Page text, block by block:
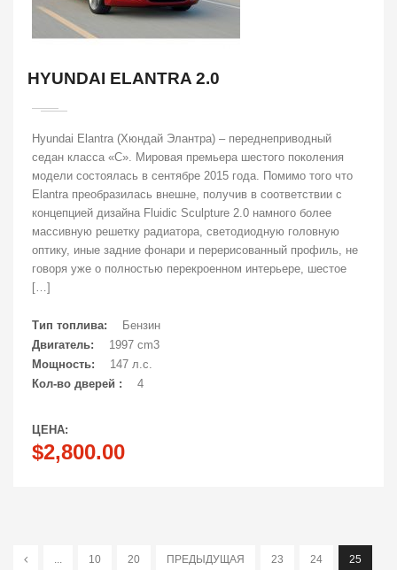
HYUNDAI ELANTRA 2.0
Hyundai Elantra (Хюндай Элантра) – переднеприводный
седан класса «С». Мировая премьера шестого поколения
модели состоялась в сентябре 2015 года. Помимо того что
Elantra преобразилась внешне, получив в соответствии с
концепцией дизайна Fluidic Sculpture 2.0 намного более
массивную решетку радиатора, светодиодную головную
оптику, иные задние фонари и перерисованный профиль, не
говоря уже о полностью перекроенном интерьере, шестое
[…]
Тип топлива:
Бензин
Двигатель:
1997 cm3
Мощность:
147 л.с.
Кол-во дверей :
4
ЦЕНА:
$2,800.00
... 10 20 ПРЕДЫДУЩАЯ 23 24 25